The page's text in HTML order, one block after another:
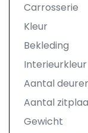
Carrosserie
Kleur
Bekleding
Interieurkleur
Aantal
Aantal
Gewicht